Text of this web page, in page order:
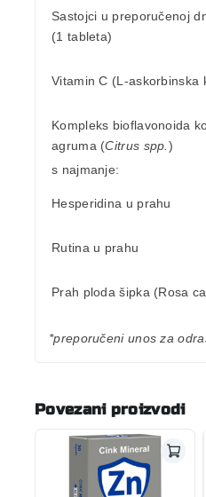
Sastojci u preporučenoj
(1 tableta)
Vitamin C (L-askorbinska
Kompleks bioflavonoida
agruma (Citrus spp.)
s najmanje:
Hesperidina u prahu
Rutina u prahu
Prah ploda šipka (Rosa
*preporučeni unos za
Povezani proizvodi